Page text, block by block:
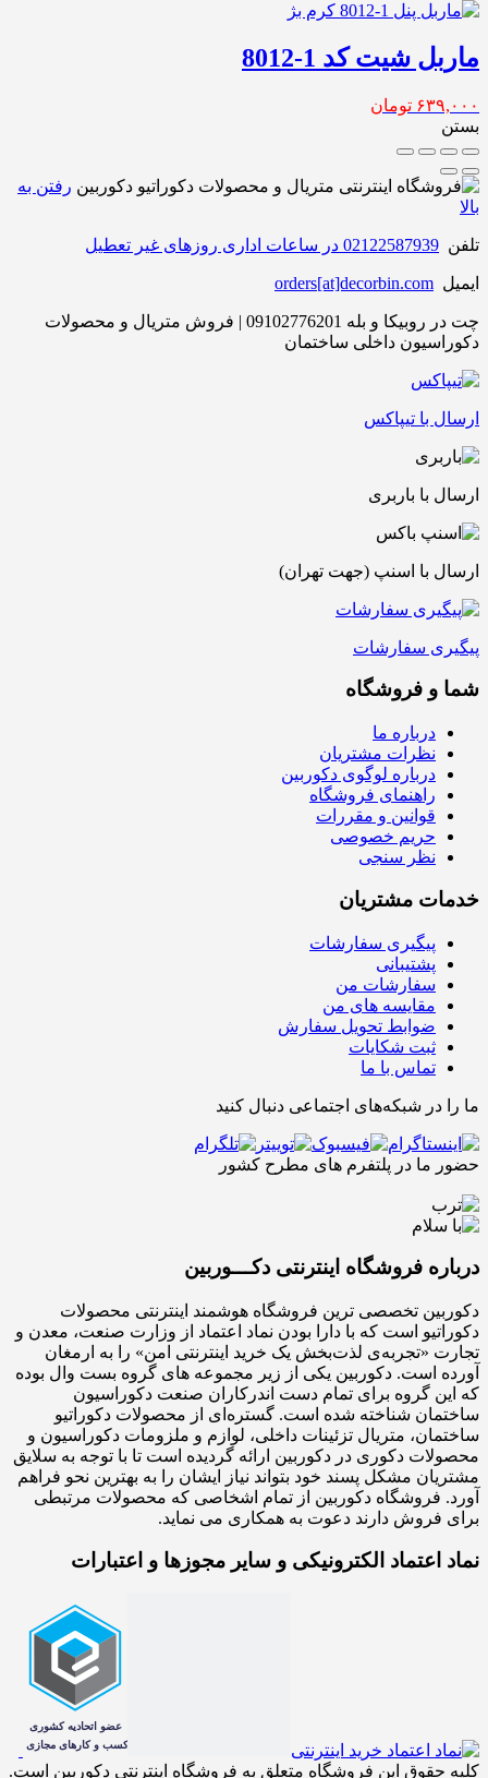
ماربل شیت کد 1-8012
۶۳۹,۰۰۰ تومان
بستن
رفتن به
بالا
تلفن 02122587939 در ساعات اداری روزهای غیر تعطیل
ایمیل orders[at]decorbin.com
چت در روبیکا و بله 09102776201 | فروش متریال و محصولات
دکوراسیون داخلی ساختمان
ارسال با تیپاکس
ارسال با باربری
ارسال با اسنپ (جهت تهران)
پیگیری سفارشات
شما و فروشگاه
درباره ما
نظرات مشتریان
درباره لوگوی دکوربین
راهنمای فروشگاه
قوانین و مقررات
حریم خصوصی
نظر سنجی
خدمات مشتریان
پیگیری سفارشات
پشتیبانی
سفارشات من
مقایسه های من
ضوابط تحویل سفارش
ثبت شکایات
تماس با ما
ما را در شبکه‌های اجتماعی دنبال کنید
حضور ما در پلتفرم های مطرح کشور
درباره فروشگاه اینترنتی دکـــوربین
دکوربین تخصصی ترین فروشگاه هوشمند اینترنتی محصولات
دکوراتیو است که با دارا بودن نماد اعتماد از وزارت صنعت، معدن و
تجارت «تجربه‌ی لذت‌بخش یک خرید اینترنتی امن» را به ارمغان
آورده است. دکوربین یکی از زیر مجموعه های گروه بست وال بوده
که این گروه برای تمام دست اندرکاران صنعت دکوراسیون
ساختمان شناخته شده است. گستره‌ای از محصولات دکوراتیو
ساختمان، متریال تزئینات داخلی، لوازم و ملزومات دکوراسیون و
محصولات دکوری در دکوربین ارائه گردیده است تا با توجه به سلایق
مشتریان مشکل پسند خود بتواند نیاز ایشان را به بهترین نحو فراهم
آورد. فروشگاه دکوربین از تمام اشخاصی که محصولات مرتبطی
برای فروش دارند دعوت به همکاری می نماید.
نماد اعتماد الکترونیکی و سایر مجوزها و اعتبارات
کلیه حقوق این فروشگاه متعلق به فروشگاه اینترنتی دکوربین است.